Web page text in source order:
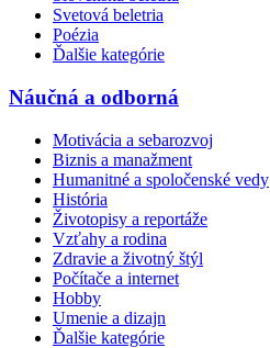
Svetová beletria
Poézia
Ďalšie kategórie
Náučná a odborná
Motivácia a sebarozvoj
Biznis a manažment
Humanitné a spoločenské vedy
História
Životopisy a reportáže
Vzťahy a rodina
Zdravie a životný štýl
Počítače a internet
Hobby
Umenie a dizajn
Ďalšie kategórie